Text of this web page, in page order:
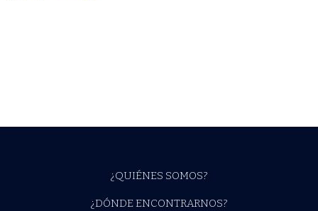
¿QUIÉNES SOMOS?
¿DÓNDE ENCONTRARNOS?